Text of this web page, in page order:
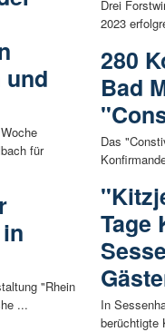
und
für
"Rhein
...
Drei
2023
280
Bad
Das
Tage
In
berüchtigte